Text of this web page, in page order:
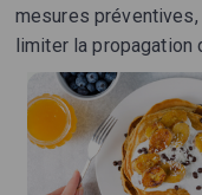
mesures
limiter la propagation